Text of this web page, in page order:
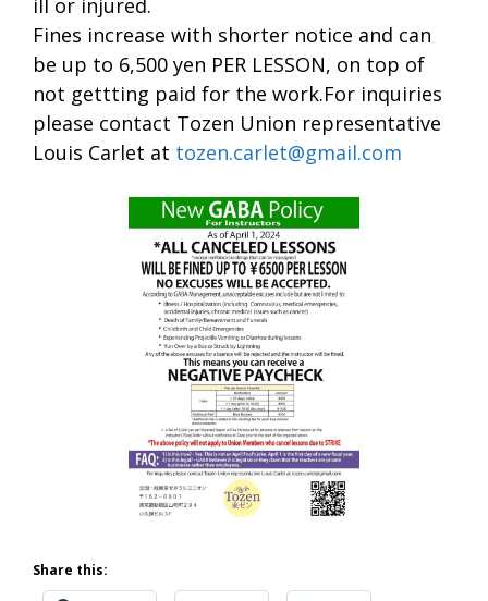
ill or injured.
Fines increase with shorter notice and can
be up to 6,500 yen PER LESSON, on top of
not gettting paid for the work.For inquiries
please contact Tozen Union representative
Louis Carlet at tozen.carlet@gmail.com
Share this: